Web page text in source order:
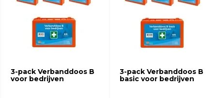
3-pack Verbanddoos B
voor bedrijven
3-pack Verbanddoos B
basic voor bedrijven